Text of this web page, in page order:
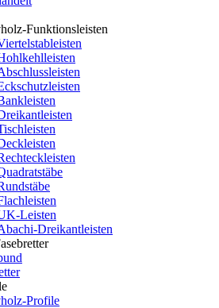
Funktionsleisten
Leisten
Dreikantleisten
Profile